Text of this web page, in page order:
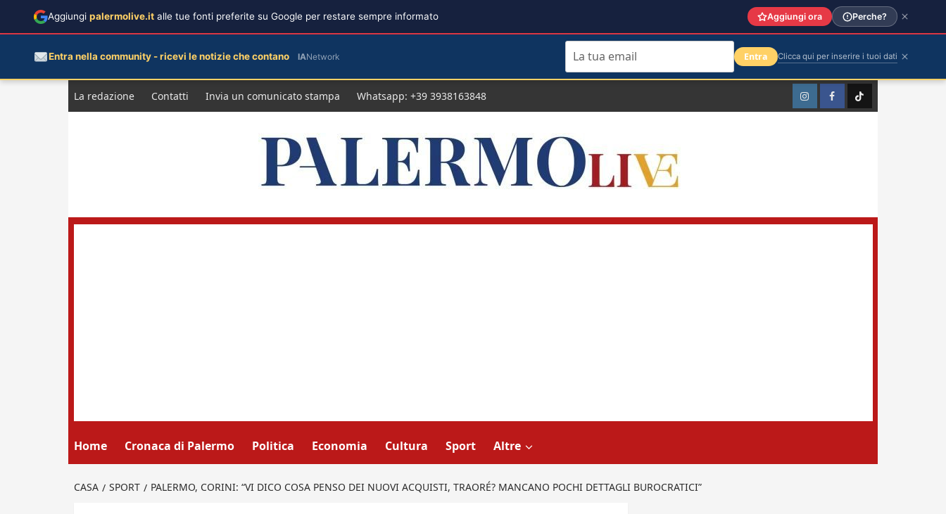
La redazione Contatti Invia un comunicato stampa Whatsapp: +39 3938163848 InstagramFacebookTikTok
Home Cronaca di Palermo Politica Economia Cultura Sport Altre
CASA SPORT PALERMO, CORINI: “VI DICO COSA PENSO DEI NUOVI ACQUISTI, TRAORÉ? MANCANO POCHI DETTAGLI BUROCRATICI”
Aggiungi palermolive.it alle tue fonti preferite su Google per restare sempre informato Aggiungi ora Perche?
Entra nella community - ricevi le notizie che contano IANetwork Entra Clicca qui per inserire i tuoi dati